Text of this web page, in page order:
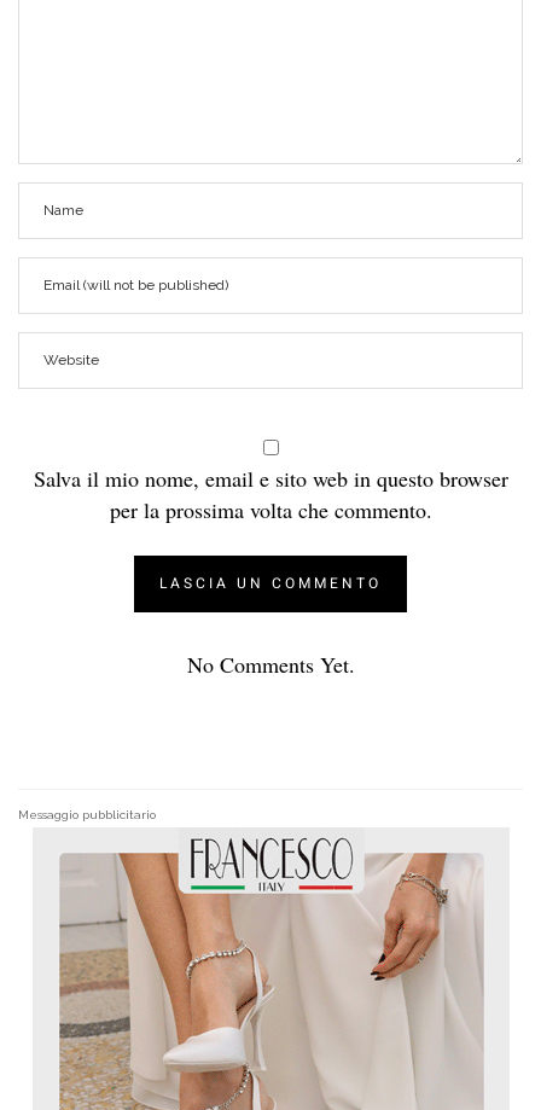
Salva il mio nome, email e sito web in questo browser
per la prossima volta che commento.
No Comments Yet.
Messaggio pubblicitario